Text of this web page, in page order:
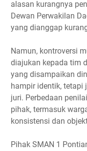
alasan kurangnya
Dewan Perwakilan
yang dianggap
Namun, kontroversi
diajukan kepada tim
yang disampaikan
hampir identik, tetapi
juri. Perbedaan
pihak, termasuk
konsistensi dan
Pihak SMAN 1